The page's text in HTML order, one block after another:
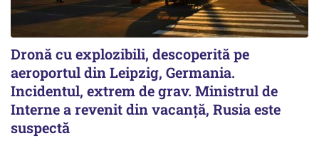
Dronă cu explozibili, descoperită pe
aeroportul din Leipzig, Germania.
Incidentul, extrem de grav. Ministrul de
Interne a revenit din vacanță, Rusia este
suspectă